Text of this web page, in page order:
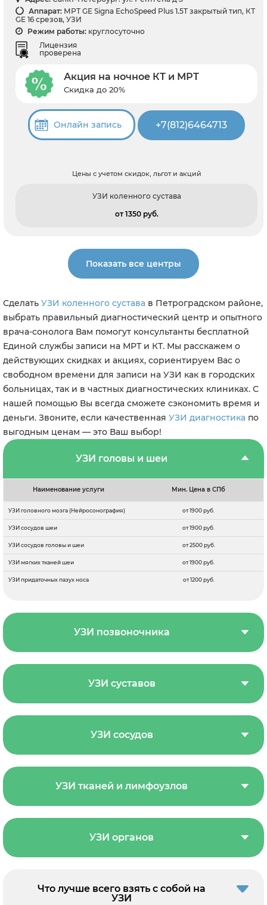
Аппарат: МРТ GE Signa EchoSpeed Plus 1.5T закрытый тип, КТ
GE 16 срезов, УЗИ
Режим работы: круглосуточно
Лицензия
проверена
Акция на ночное КТ и МРТ
Скидка до 20%
Онлайн запись +7(812)6464713
Цены с учетом скидок, льгот и акций
УЗИ коленного сустава
от 1350 pуб.
Показать все центры
Сделать УЗИ коленного сустава в Петроградском районе,
выбрать правильный диагностический центр и опытного
врача-сонолога Вам помогут консультанты бесплатной
Единой службы записи на МРТ и КТ. Мы расскажем о
действующих скидках и акциях, сориентируем Вас о
свободном времени для записи на УЗИ как в городских
больницах, так и в частных диагностических клиниках. С
нашей помощью Вы всегда сможете сэкономить время и
деньги. Звоните, если качественная УЗИ диагностика по
выгодным ценам — это Ваш выбор!
УЗИ головы и шеи
Наименование услуги Мин. Цена в СПб
УЗИ головного мозга (Нейросонография) от 1900 руб.
УЗИ сосудов шеи от 1900 руб.
УЗИ сосудов головы и шеи от 2500 руб.
УЗИ мягких тканей шеи от 1900 руб.
УЗИ придаточных пазух носа от 1200 руб.
УЗИ позвоночника
УЗИ суставов
УЗИ сосудов
УЗИ тканей и лимфоузлов
УЗИ органов
Что лучше всего взять с собой на
УЗИ